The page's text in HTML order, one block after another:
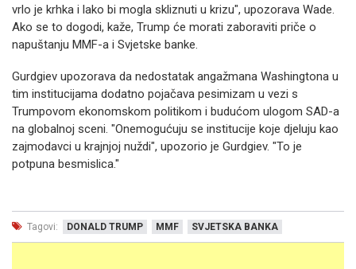
vrlo je krhka i lako bi mogla skliznuti u krizu", upozorava Wade.
Ako se to dogodi, kaže, Trump će morati zaboraviti priče o
napuštanju MMF-a i Svjetske banke.
Gurdgiev upozorava da nedostatak angažmana Washingtona u
tim institucijama dodatno pojačava pesimizam u vezi s
Trumpovom ekonomskom politikom i budućom ulogom SAD-a
na globalnoj sceni. "Onemogućuju se institucije koje djeluju kao
zajmodavci u krajnjoj nuždi", upozorio je Gurdgiev. "To je
potpuna besmislica."
Tagovi: DONALD TRUMP MMF SVJETSKA BANKA